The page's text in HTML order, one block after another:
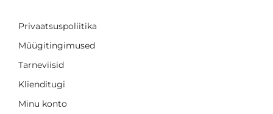
Privaatsuspoliitika
Müügitingimused
Tarneviisid
Klienditugi
Minu konto